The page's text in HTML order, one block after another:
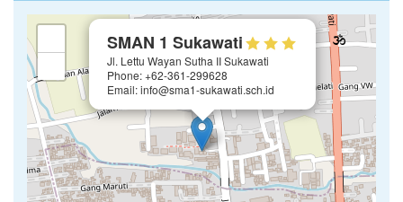
SMAN 1 Sukawati
Jl. Lettu Wayan Sutha II Sukawati
Phone: +62-361-299628
Email: info@sma1-sukawati.sch.id